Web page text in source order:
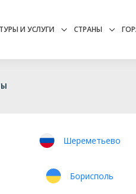
ТУРЫ И УСЛУГИ СТРАНЫ
Шереметьево
Борисполь